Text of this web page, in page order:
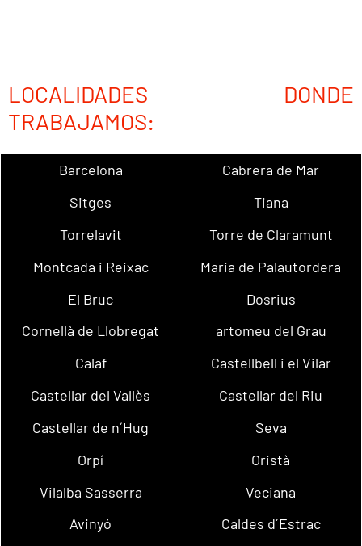
LOCALIDADES DONDE
TRABAJAMOS:
Barcelona
Cabrera de Mar
Sitges
Tiana
Torrelavit
Torre de Claramunt
Montcada i Reixac
Maria de Palautordera
El Bruc
Dosrius
Cornellà de Llobregat
artomeu del Grau
Calaf
Castellbell i el Vilar
Castellar del Vallès
Castellar del Riu
Castellar de n´Hug
Seva
Orpí
Oristà
Vilalba Sasserra
Veciana
Avinyó
Caldes d´Estrac